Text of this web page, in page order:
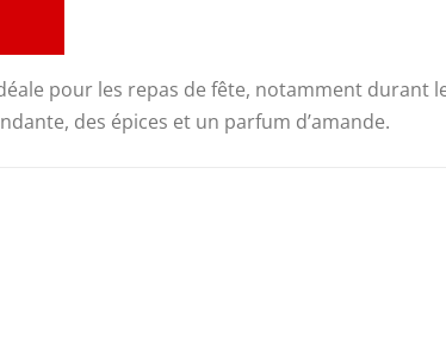
pour les repas de fête, notamment durant
des épices et un parfum d’amande.